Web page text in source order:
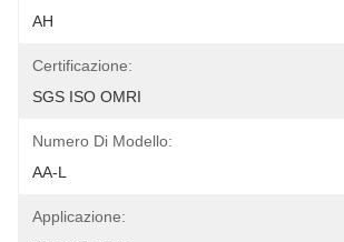
AH
Certificazione:
SGS ISO OMRI
Numero Di Modello:
AA-L
Applicazione: